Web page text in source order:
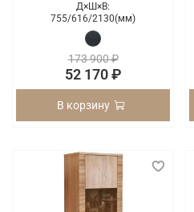
Д×Ш×В:
755/616/2130(мм)
173 900 ₽
52 170 ₽
В корзину